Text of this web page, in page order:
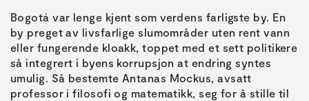
Bogotá var lenge kjent som verdens farligste by. En
by preget av livsfarlige slumområder uten rent vann
eller fungerende kloakk, toppet med et sett politikere
så integrert i byens korrupsjon at endring syntes
umulig. Så bestemte Antanas Mockus, avsatt
professor i filosofi og matematikk, seg for å stille til